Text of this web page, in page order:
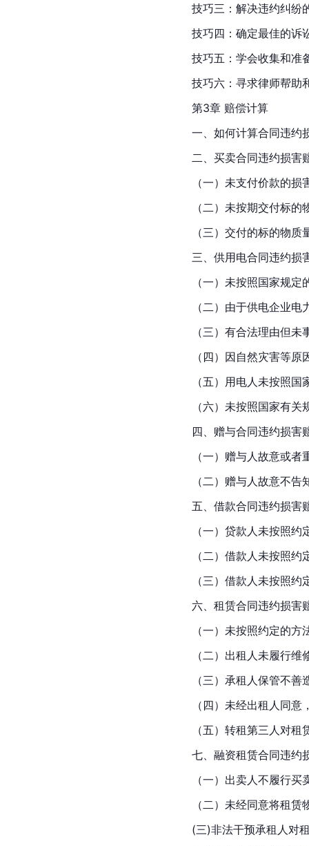
技巧三：解决违约纠纷
技巧四：确定最佳的诉
技巧五：学会收集和准
技巧六：寻求律师帮助
第3章 赔偿计算
一、如何计算合同违约
二、买卖合同违约损害
（一）未支付价款的损
（二）未按期交付标的
（三）交付的标的物
三、 供用电合同违约损
（一）未按照国家规
（二）由于供电企业
（三）有合法理由但
（四）因自然灾害等
（五）用电人未按照
（六）未按照国家有
四、赠与合同违约损害
（一）赠与人故意或
（二）赠与人故意不告
五、借款合同违约损害
（一）贷款人未按照
（二）借款人未按照
（三）借款人未按照
六、租赁合同违约损害
（一）未按照约定的
（二）出租人未履行
（三）承租人保管不
（四）未经出租人同
（五）转租第三人对
七、 融资租赁合同违约
（一）出卖人不履行
（二）未经同意将租
(三)非法干预承租人对